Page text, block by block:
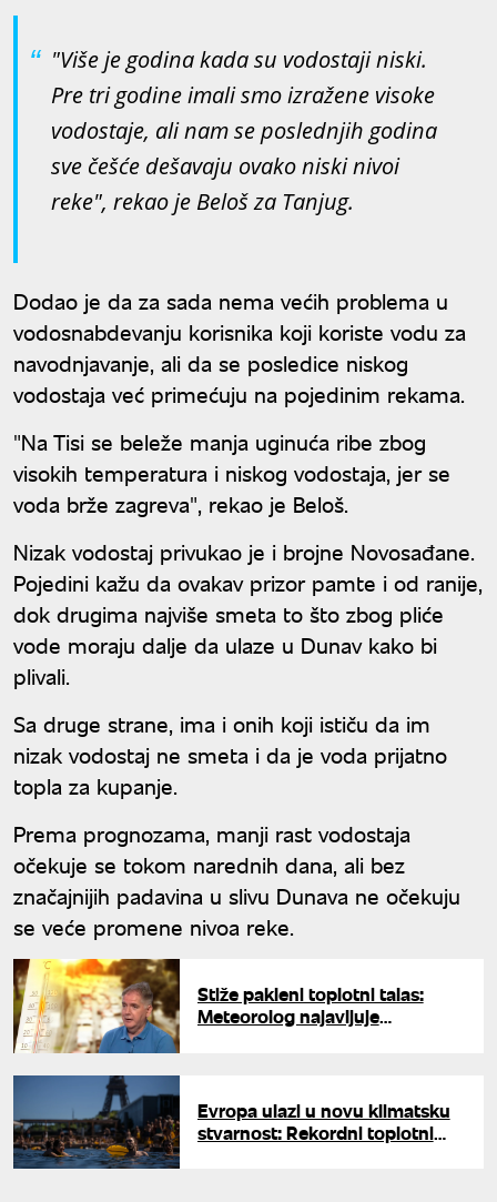
"Više je godina kada su vodostaji niski.
Pre tri godine imali smo izražene visoke
vodostaje, ali nam se poslednjih godina
sve češće dešavaju ovako niski nivoi
reke", rekao je Beloš za Tanjug.
Dodao je da za sada nema većih problema u
vodosnabdevanju korisnika koji koriste vodu za
navodnjavanje, ali da se posledice niskog
vodostaja već primećuju na pojedinim rekama.
"Na Tisi se beleže manja uginuća ribe zbog
visokih temperatura i niskog vodostaja, jer se
voda brže zagreva", rekao je Beloš.
Nizak vodostaj privukao je i brojne Novosađane.
Pojedini kažu da ovakav prizor pamte i od ranije,
dok drugima najviše smeta to što zbog pliće
vode moraju dalje da ulaze u Dunav kako bi
plivali.
Sa druge strane, ima i onih koji ističu da im
nizak vodostaj ne smeta i da je voda prijatno
topla za kupanje.
Prema prognozama, manji rast vodostaja
očekuje se tokom narednih dana, ali bez
značajnijih padavina u slivu Dunava ne očekuju
se veće promene nivoa reke.
Stiže pakleni toplotni talas:
Meteorolog najavljuje
Evropa ulazi u novu klimatsku
stvarnost: Rekordni toplotni